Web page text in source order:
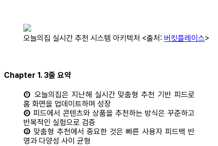
오늘의집 실시간 추천 시스템 아키텍처 <출처: 버킷플레이스>
Chapter 1. 3줄 요약
① 오늘의집은 지난해 실시간 맞춤형 추천 기반 피드로
홈 화면을 업데이트하며 성장
② 피드에서 콘텐츠와 상품을 추천하는 방식은 꾸준하고
반복적인 실험으로 검증
③ 맞춤형 추천에서 중요한 것은 빠른 사용자 피드백 반
영과 다양성 사이 균형